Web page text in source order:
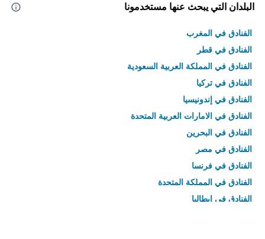
البلدان التي يبحث عنها مستخدمونا
الفنادق في المغرب
الفنادق في قطر
الفنادق في المملكة العربية السعودية
الفنادق في تركيا
الفنادق في إندونيسيا
الفنادق في الامارات العربية المتحدة
الفنادق في البحرين
الفنادق في مصر
الفنادق في فرنسا
الفنادق في المملكة المتحدة
الفنادق في إيطاليا